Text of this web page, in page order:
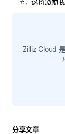
⭐，这将激励
Zilliz Cloud
分享文章